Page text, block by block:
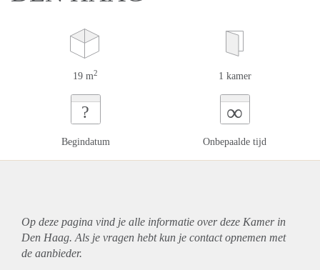
19 m2 1 kamer
?
Begindatum
∞
Onbepaalde tijd
Op deze pagina vind je alle informatie over deze Kamer in
Den Haag. Als je vragen hebt kun je contact opnemen met
de aanbieder.